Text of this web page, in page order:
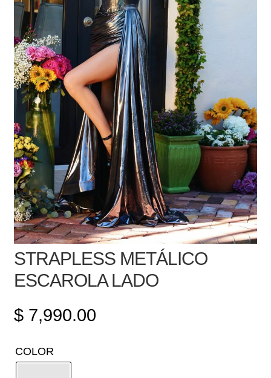
STRAPLESS METÁLICO
ESCAROLA LADO
$7,990.00
COLOR